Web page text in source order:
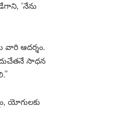
‘నేను
ఆదర్శం.
సాధన
యోగులకు